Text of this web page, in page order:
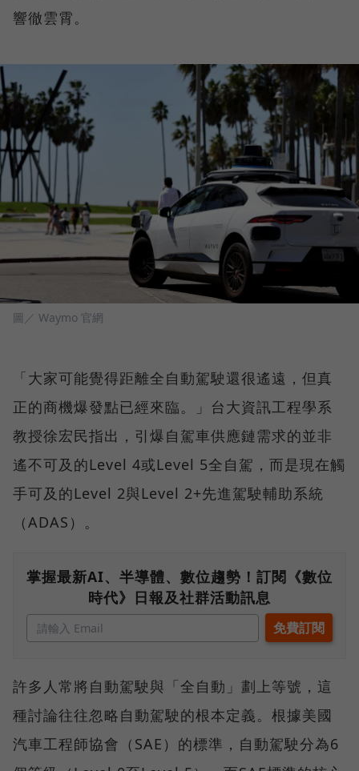
響徹雲霄。
圖／ Waymo 官網
「大家可能覺得距離全自動駕駛還很遙遠，但真
正的商機爆發點已經來臨。」台大資訊工程學系
教授徐宏民指出，引爆自駕車供應鏈需求的並非
遙不可及的Level 4或Level 5全自駕，而是現在觸
手可及的Level 2與Level 2+先進駕駛輔助系統
（ADAS）。
掌握最新AI、半導體、數位趨勢！訂閱《數位
時代》日報及社群活動訊息
許多人常將自動駕駛與「全自動」劃上等號，這
種討論往往忽略自動駕駛的根本定義。根據美國
汽車工程師協會（SAE）的標準，自動駕駛分為6